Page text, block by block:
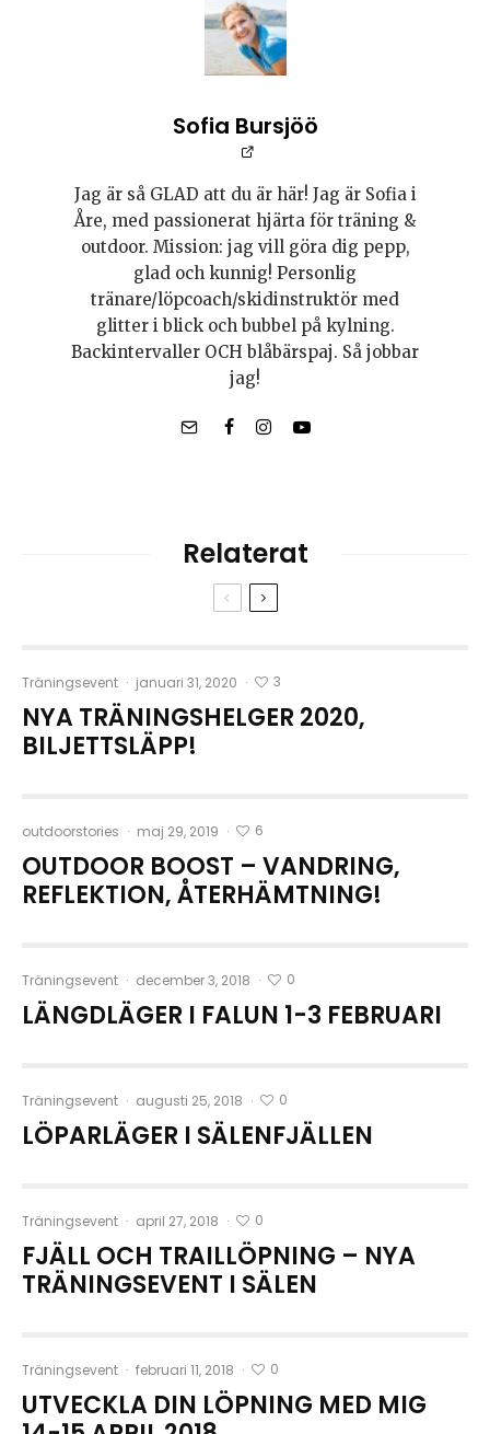
Sofia Bursjöö
Jag är så GLAD att du är här! Jag är Sofia i
Åre, med passionerat hjärta för träning &
outdoor. Mission: jag vill göra dig pepp,
glad och kunnig! Personlig
tränare/löpcoach/skidinstruktör med
glitter i blick och bubbel på kylning.
Backintervaller OCH blåbärspaj. Så jobbar
jag!
Relaterat
Träningsevent · januari 31, 2020 · 3
NYA TRÄNINGSHELGER 2020,
BILJETTSLÄPP!
outdoorstories · maj 29, 2019 · 6
OUTDOOR BOOST – VANDRING,
REFLEKTION, ÅTERHÄMTNING!
Träningsevent · december 3, 2018 · 0
LÄNGDLÄGER I FALUN 1-3 FEBRUARI
Träningsevent · augusti 25, 2018 · 0
LÖPARLÄGER I SÄLENFJÄLLEN
Träningsevent · april 27, 2018 · 0
FJÄLL OCH TRAILLÖPNING – NYA
TRÄNINGSEVENT I SÄLEN
Träningsevent · februari 11, 2018 · 0
UTVECKLA DIN LÖPNING MED MIG